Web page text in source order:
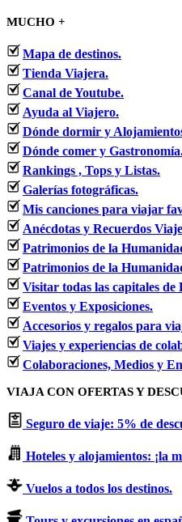
MUCHO +
Mapa de destinos.
Tienda Viajera.
Canal de Youtube.
Ayuda al Viajero.
Dónde dormir y
Dónde comer y
Rankings , Tops y Listas.
Galerías fotográficas.
Mis canciones para viajar
Anécdotas y Recuerdos
Patrimonios de la
Patrimonios de la
Visitar todas las capitales de
Eventos y Exposiciones.
Accesorios y regalos para
Viajes y experiencias de
Colaboraciones, Medios y
VIAJA CON OFERTAS Y
Seguro de viaje: 5% de
Hoteles y alojamientos: ¡la
Vuelos a todos los destinos.